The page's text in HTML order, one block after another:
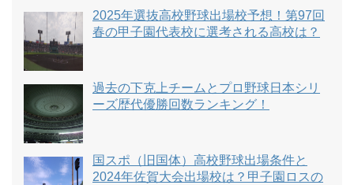
2025年選抜高校野球出場校予想！第97回
春の甲子園代表校に選考される高校は？
過去の下克上チームとプロ野球日本シリ
ーズ歴代優勝回数ランキング！
国スポ（旧国体）高校野球出場条件と
2024年佐賀大会出場校は？甲子園ロスの